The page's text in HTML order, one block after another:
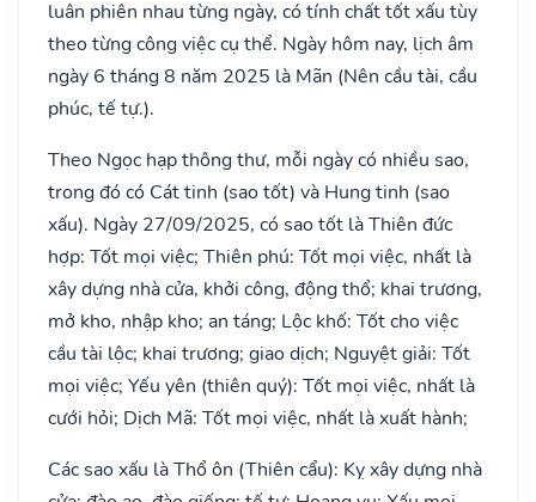
luân phiên nhau từng ngày, có tính chất tốt xấu tùy
theo từng công việc cụ thể. Ngày hôm nay, lịch âm
ngày 6 tháng 8 năm 2025 là Mãn (Nên cầu tài, cầu
phúc, tế tự.).
Theo Ngọc hạp thông thư, mỗi ngày có nhiều sao,
trong đó có Cát tinh (sao tốt) và Hung tinh (sao
xấu). Ngày 27/09/2025, có sao tốt là Thiên đức
hợp: Tốt mọi việc; Thiên phú: Tốt mọi việc, nhất là
xây dựng nhà cửa, khởi công, động thổ; khai trương,
mở kho, nhập kho; an táng; Lộc khố: Tốt cho việc
cầu tài lộc; khai trương; giao dịch; Nguyệt giải: Tốt
mọi việc; Yếu yên (thiên quý): Tốt mọi việc, nhất là
cưới hỏi; Dịch Mã: Tốt mọi việc, nhất là xuất hành;
Các sao xấu là Thổ ôn (Thiên cẩu): Kỵ xây dựng nhà